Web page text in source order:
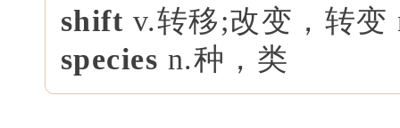
shift v.转移;改变，转
species n.种，类